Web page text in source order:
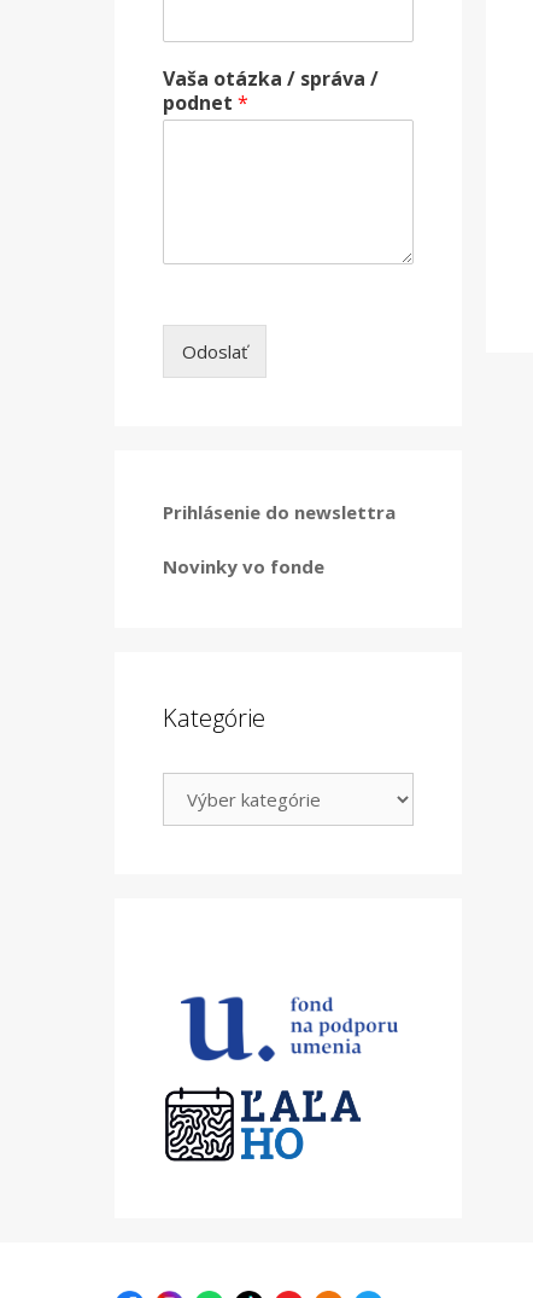
Vaša otázka / správa /
podnet *
Odoslať
Prihlásenie do newslettra
Novinky vo fonde
Kategórie